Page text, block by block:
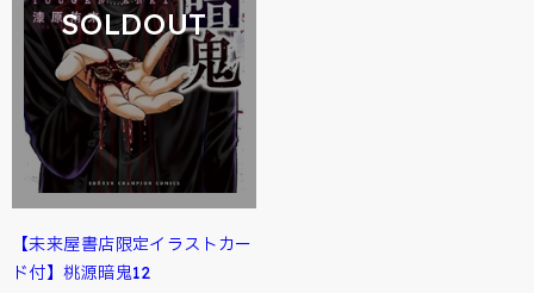
SOLDOUT
【未来屋書店限定イラストカー
ド付】桃源暗鬼12